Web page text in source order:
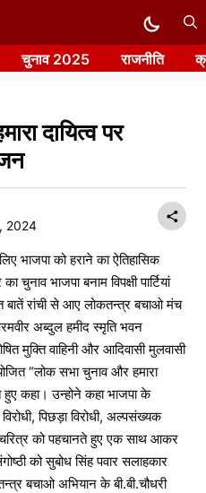
चुनाव 2025 राजनीति
दायित्व पर
2024
भाजपा को हराने का ऐतिहासिक
चुनाव भाजपा बनाम विपक्षी पार्टियां
बातें रांची से आए लोकतन्त्र बचाओ मंच
अब्दुल हमीद स्मृति भवन
मुक्ति वाहिनी और आदिवासी मुलवासी
“लोक सभा चुनाव और हमारा
हुए कहा। उन्होने कहा भाजपा के
विरोधी, पिछड़ा विरोधी, अल्पसंख्यक
चरित्र को पहचानते हुए एक साथ आकर
को सुबोध सिंह पवार सलाहकार
बचाओ अभियान के बी.बी.चौधरी